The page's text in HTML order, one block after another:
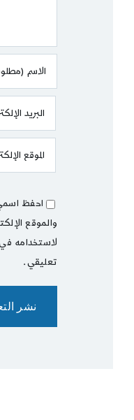
احفظ
والموقع
لاستخدامه
تعليقي.